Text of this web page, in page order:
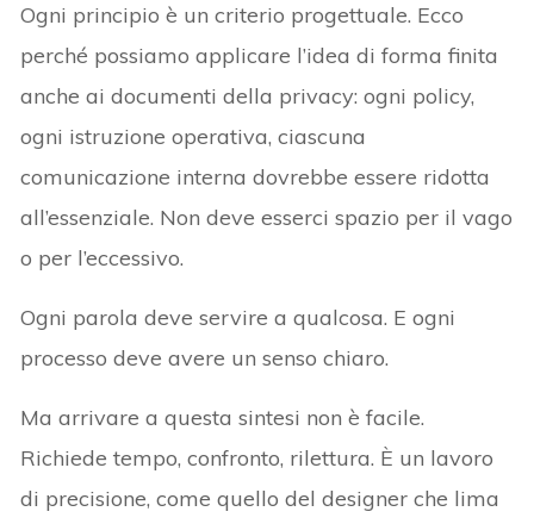
Ogni principio è un criterio progettuale. Ecco
perché possiamo applicare l’idea di forma finita
anche ai documenti della privacy: ogni policy,
ogni istruzione operativa, ciascuna
comunicazione interna dovrebbe essere ridotta
all’essenziale. Non deve esserci spazio per il vago
o per l’eccessivo.
Ogni parola deve servire a qualcosa. E ogni
processo deve avere un senso chiaro.
Ma arrivare a questa sintesi non è facile.
Richiede tempo, confronto, rilettura. È un lavoro
di precisione, come quello del designer che lima